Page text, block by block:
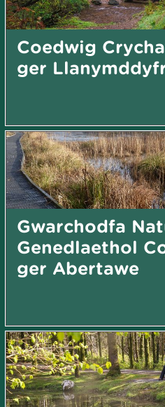
Coedwig
ger
Gwarchodfa
Genedlaethol
ger Abertawe